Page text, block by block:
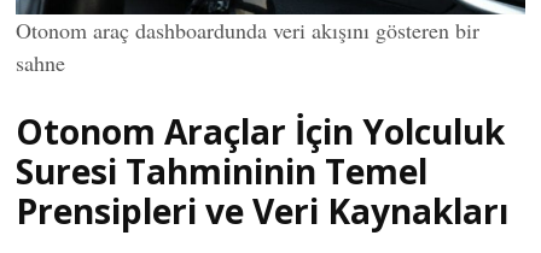
Otonom araç dashboardunda veri akışını gösteren bir
sahne
Otonom Araçlar İçin Yolculuk
Suresi Tahmininin Temel
Prensipleri ve Veri Kaynakları